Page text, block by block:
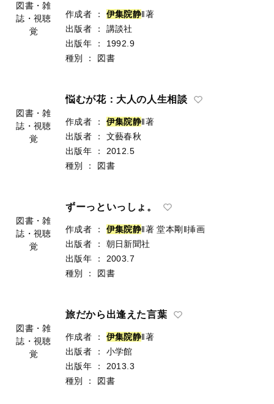
図書・雑
誌・視聴
覚
作成者 ： 伊集院静‖著
出版者
：
講談社
出版年
：
1992.9
種別
： 図書
図書・雑
誌・視聴
覚
悩むが花：大人の人生相談
作成者 ： 伊集院静‖著
出版者
：
文藝春秋
出版年
：
2012.5
種別
： 図書
図書・雑
誌・視聴
覚
ずーっといっしょ。
作成者 ： 伊集院静‖著 堂本剛‖挿画
出版者
：
朝日新聞社
出版年
：
2003.7
種別
： 図書
図書・雑
誌・視聴
覚
旅だから出逢えた言葉
作成者 ： 伊集院静‖著
出版者
：
小学館
出版年
：
2013.3
種別
： 図書